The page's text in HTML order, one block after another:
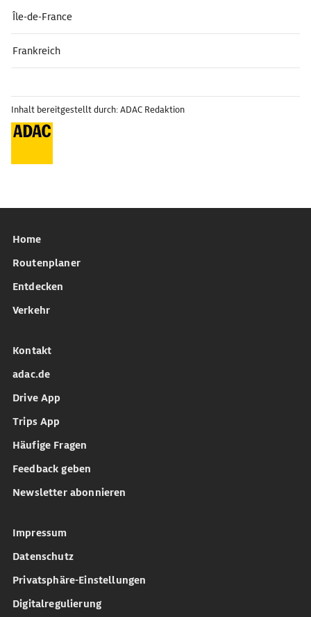
Île-de-France
Frankreich
Inhalt bereitgestellt durch: ADAC Redaktion
Home
Routenplaner
Entdecken
Verkehr
Kontakt
adac.de
Drive App
Trips App
Häufige Fragen
Feedback geben
Newsletter abonnieren
Impressum
Datenschutz
Privatsphäre-Einstellungen
Digitalregulierung